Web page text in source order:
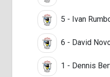
5 - Ivan
6 - David
1 - Dennis